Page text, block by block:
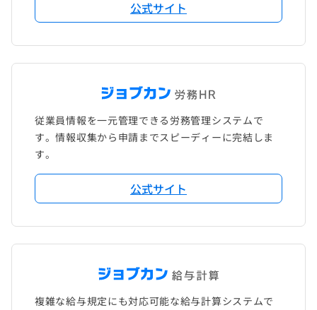
公式サイト
従業員情報を一元管理できる労務管理システムで
す。情報収集から申請までスピーディーに完結しま
す。
公式サイト
複雑な給与規定にも対応可能な給与計算システムで